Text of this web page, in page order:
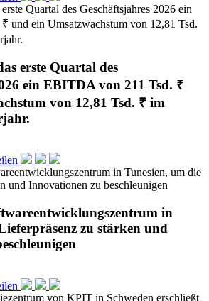
erste Quartal des
ein EBITDA von 211 Tsd. ₹
von 12,81 Tsd. ₹ im
in
zu stärken und